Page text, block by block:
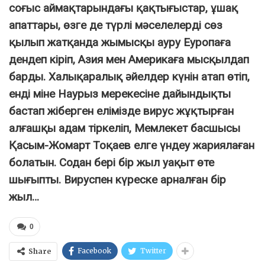
соғыс аймақтарындағы қақтығыстар, ұшақ
апаттары, өзге де түрлі мәселелерді сөз
қылып жатқанда жымысқы ауру Еуропаға
дендеп кіріп, Азия мен Америкаға мысқылдап
барды. Халықаралық әйелдер күнін атап өтіп,
енді міне Наурыз мерекесіне дайындықты
бастап жіберген елімізде вирус жұқтырған
алғашқы адам тіркеліп, Мемлекет басшысы
Қасым-Жомарт Тоқаев елге үндеу жариялаған
болатын. Содан бері бір жыл уақыт өте
шығыпты. Вируспен күреске арналған бір
жыл…
0
Share Facebook Twitter